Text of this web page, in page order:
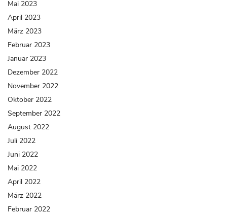
Mai 2023
April 2023
März 2023
Februar 2023
Januar 2023
Dezember 2022
November 2022
Oktober 2022
September 2022
August 2022
Juli 2022
Juni 2022
Mai 2022
April 2022
März 2022
Februar 2022